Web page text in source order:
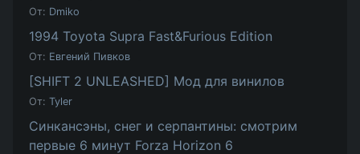
От: Dmiko
1994 Toyota Supra Fast&Furious Edition
От: Евгений Пивков
[SHIFT 2 UNLEASHED] Мод для винилов
От: Tyler
Синкансэны, снег и серпантины: смотрим
первые 6 минут Forza Horizon 6